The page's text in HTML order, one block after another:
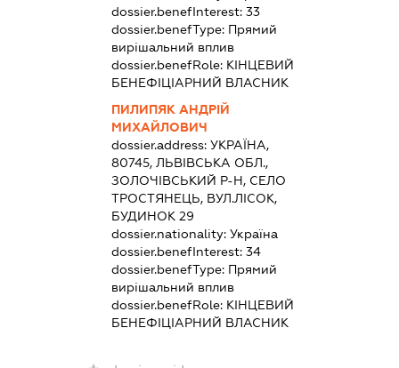
dossier.benefInterest:33
dossier.benefType: Прямий
вирішальний вплив
dossier.benefRole: КІНЦЕВИЙ
БЕНЕФІЦІАРНИЙ ВЛАСНИК
ПИЛИПЯК АНДРІЙ
МИХАЙЛОВИЧ
dossier.address:УКРАЇНА,
80745, ЛЬВІВСЬКА ОБЛ.,
ЗОЛОЧІВСЬКИЙ Р-Н, СЕЛО
ТРОСТЯНЕЦЬ, ВУЛ.ЛІСОК,
БУДИНОК 29
dossier.nationality:Україна
dossier.benefInterest:34
dossier.benefType: Прямий
вирішальний вплив
dossier.benefRole: КІНЦЕВИЙ
БЕНЕФІЦІАРНИЙ ВЛАСНИК